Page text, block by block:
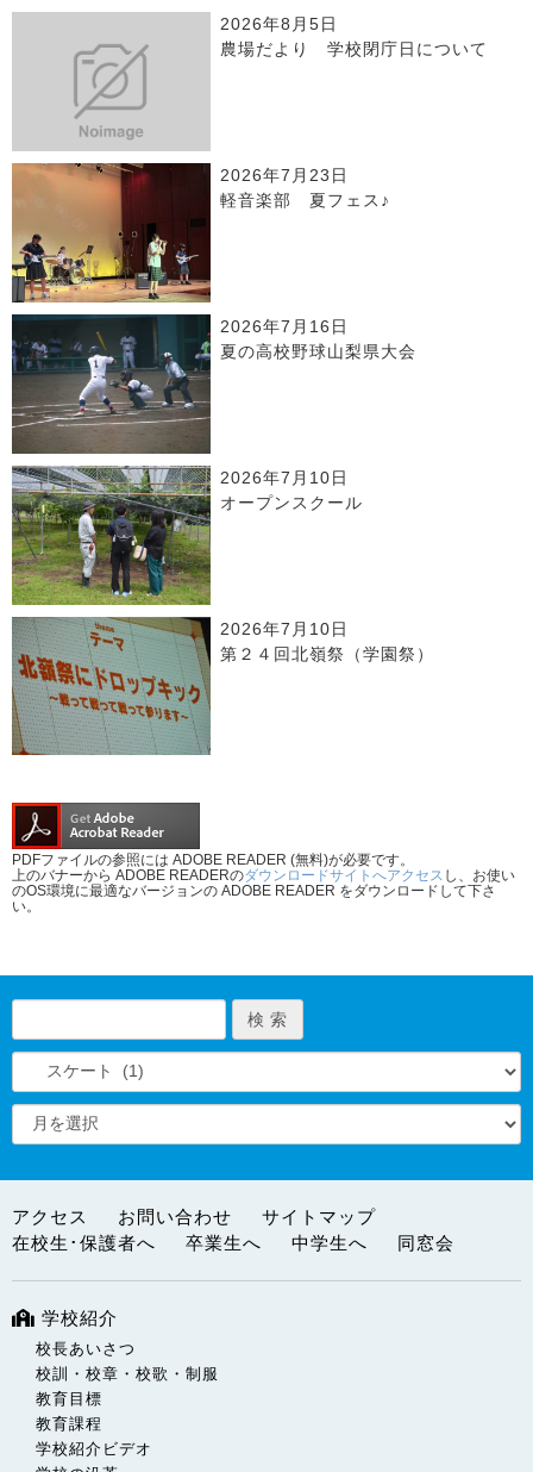
2026年8月5日
農場だより 学校閉庁日について
2026年7月23日
軽音楽部 夏フェス♪
2026年7月16日
夏の高校野球山梨県大会
2026年7月10日
オープンスクール
2026年7月10日
第２４回北嶺祭（学園祭）
PDFファイルの参照には ADOBE READER (無料)が必要です。
上のバナーから ADOBE READERのダウンロードサイトへアクセス し、お使い
のOS環境に最適なバージョンの ADOBE READER をダウンロードして下さ
い。
アクセス お問い合わせ
サイトマップ
在校生･保護者へ
卒業生へ 中学生へ 同窓会
学校紹介
校長あいさつ
校訓・校章・校歌・制服
教育目標
教育課程
学校紹介ビデオ